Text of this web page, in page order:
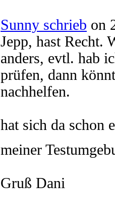
Sunny schrieb on
Jepp, hast Recht.
anders, evtl. hab
prüfen, dann
nachhelfen.
hat sich da schon
meiner
Gruß Dani